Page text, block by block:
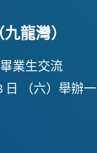
龍灣）
業生交流
日 （六）舉辦一